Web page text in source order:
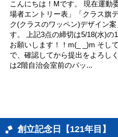
こんにちは！Mです。 現在運動
場者エントリー表」「クラス旗
ク(クラスのワッペン)デザイン
す。 上記3点の締切は5/18(水)の
お願いします！！m(_ _)m そし
で、確認してから提出をよろし
は2階自治会室前のパッ...
創立記念日【121年目】